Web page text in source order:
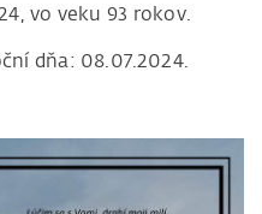
vo veku 93 rokov.
dňa: 08.07.2024.